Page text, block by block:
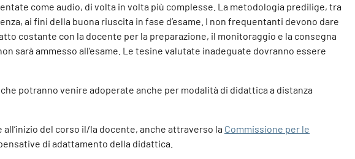
come audio, di volta in volta più complesse. La metodologia predilige, tra
ai fini della buona riuscita in fase d’esame. I non frequentanti devono dare
costante con la docente per la preparazione, il monitoraggio e la consegna
sarà ammesso all’esame. Le tesine valutate inadeguate dovranno essere
potranno venire adoperate anche per modalità di didattica a distanza
del corso il/la docente, anche attraverso la Commissione per le
di adattamento della didattica.